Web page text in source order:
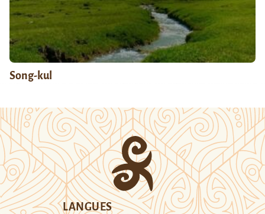
Song-kul
LANGUES